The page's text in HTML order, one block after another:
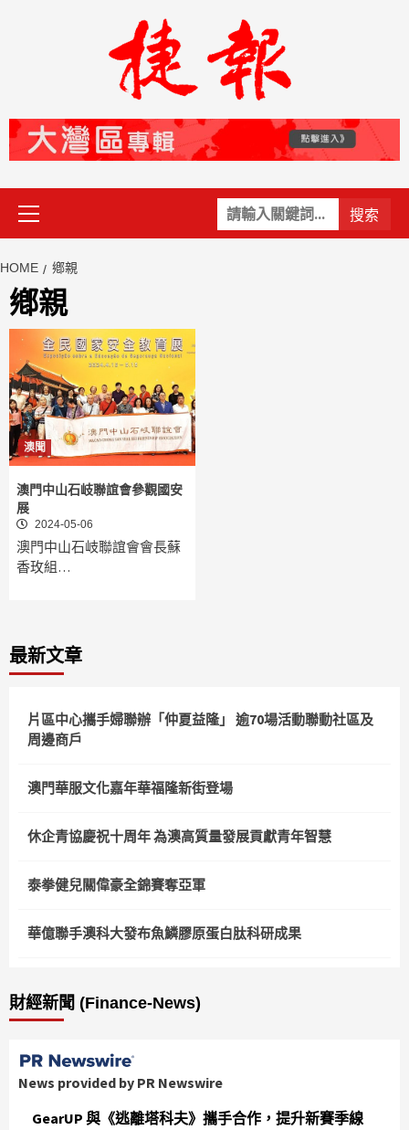
關
鍵
Primary
Menu
HOME 鄕親
鄕親
澳聞
澳門中山石岐聯誼會參觀國安
展
2024-05-06
澳門中山石岐聯誼會會長蘇
香玫組…
最新文章
片區中心攜手婦聯辦「仲夏益隆」 逾70場活動聯動社區及
周邊商戶
澳門華服文化嘉年華福隆新街登場
休企青協慶祝十周年 為澳高質量發展貢獻青年智慧
泰拳健兒關偉豪全錦賽奪亞軍
華億聯手澳科大發布魚鱗膠原蛋白肽科研成果
財經新聞 (Finance-News)
News provided by PR Newswire
GearUP 與《逃離塔科夫》攜手合作，提升新賽季線